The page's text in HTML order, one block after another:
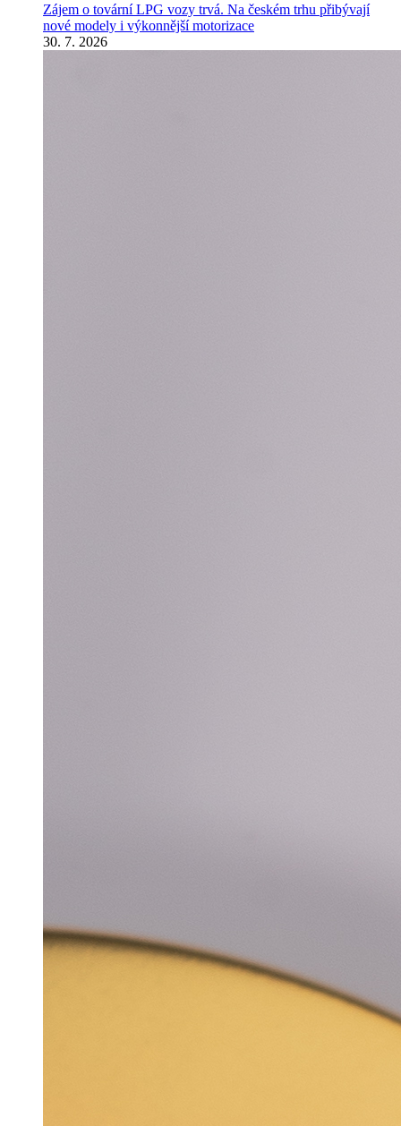
Zájem o tovární LPG vozy trvá. Na českém trhu přibývají
nové modely i výkonnější motorizace
30. 7. 2026